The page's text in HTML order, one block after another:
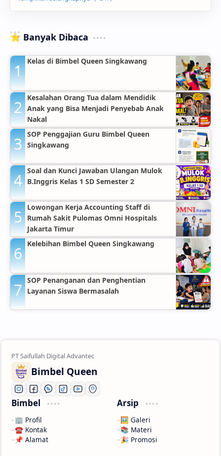
⭐ Banyak Dibaca
Kelas di Bimbel Queen Singkawang
Kesalahan Orang Tua dalam Mendidik
Anak yang Bisa Menjadi Penyebab Anak
Nakal
SOP Penggajian Guru Bimbel Queen
Singkawang
Soal dan Kunci Jawaban Ulangan Mulok
B.Inggris Kelas 1 SD Semester 2
Lowongan Kerja Accounting Staff di
Rumah Sakit Pulomas Omni Hospitals
Jakarta Timur
Kelebihan Bimbel Queen Singkawang
SOP Penanganan dan Penghentian
Layanan Siswa Bermasalah
Bimbel Queen
Bimbel
🏢 Profil
☎️ Kontak
📌 Alamat
Arsip
🖼️ Galeri
📚 Materi
🎉 Promosi